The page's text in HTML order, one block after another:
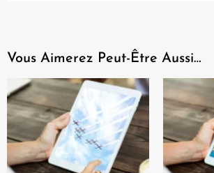
Vous Aimerez Peut-Être Aussi…